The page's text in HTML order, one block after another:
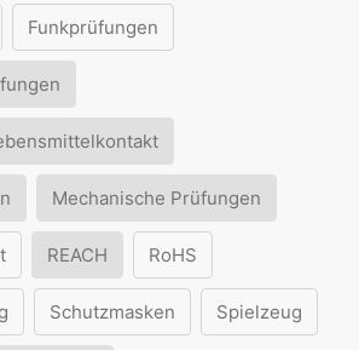
Funkprüfungen
Mechanische Prüfungen
REACH RoHS
Schutzmasken Spielzeug